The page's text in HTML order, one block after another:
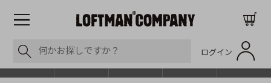
ログイン
SHOP LIST